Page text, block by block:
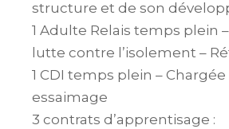
structure et de son
1 Adulte Relais temps plein
lutte contre l’isolement –
1 CDI temps plein –
essaimage
3 contrats d’apprentisage :